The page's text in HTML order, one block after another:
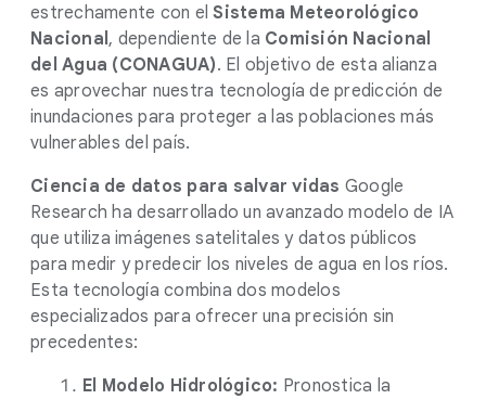
estrechamente con elSistema Meteorológico
Nacional , dependiente de la Comisión Nacional
del Agua (CONAGUA). El objetivo de esta alianza
es aprovechar nuestra tecnología de predicción de
inundaciones para proteger a las poblaciones más
vulnerables del país.
Ciencia de datos para salvar vidas Google
Research ha desarrollado un avanzado modelo de IA
que utiliza imágenes satelitales y datos públicos
para medir y predecir los niveles de agua en los ríos.
Esta tecnología combina dos modelos
especializados para ofrecer una precisión sin
precedentes:
El Modelo Hidrológico: Pronostica la